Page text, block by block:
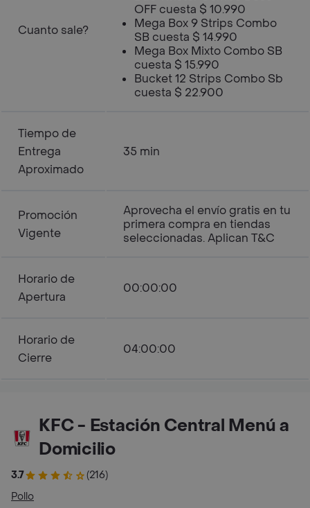
Cuanto sale?
OFF cuesta $ 10.990
Mega Box 9 Strips Combo
SB cuesta $ 14.990
Mega Box Mixto Combo SB
cuesta $ 15.990
Bucket 12 Strips Combo Sb
cuesta $ 22.900
Tiempo de
Entrega
Aproximado
35 min
Promoción
Vigente
Aprovecha el envío gratis en tu
primera compra en tiendas
seleccionadas. Aplican T&C
Horario de
Apertura
00:00:00
Horario de
Cierre
04:00:00
KFC - Estación Central Menú a
Domicilio
3.7
(216)
Pollo